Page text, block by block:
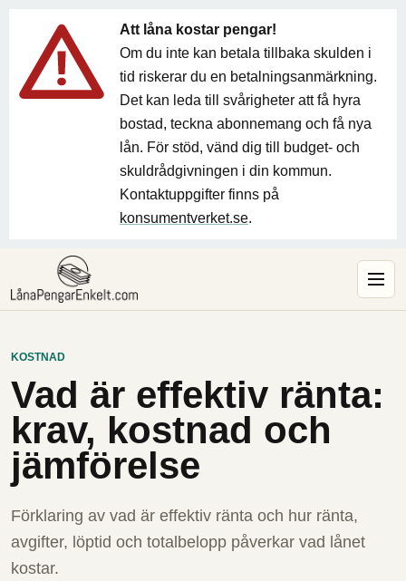
Att låna kostar pengar!
Om du inte kan betala tillbaka skulden i
tid riskerar du en betalningsanmärkning.
Det kan leda till svårigheter att få hyra
bostad, teckna abonnemang och få nya
lån. För stöd, vänd dig till budget- och
skuldrådgivningen i din kommun.
Kontaktuppgifter finns på
konsumentverket.se.
KOSTNAD
Vad är effektiv ränta:
krav, kostnad och
jämförelse
Förklaring av vad är effektiv ränta och hur ränta,
avgifter, löptid och totalbelopp påverkar vad lånet
kostar.